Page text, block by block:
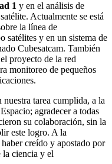
1 y en el análisis de
Actualmente se está
la línea de
satélites y en un sistema de
Cubesatcam. También
proyecto de la red
monitoreo de pequeños
tarea cumplida, a la
agradecer a todas
su colaboración, sin la
este logro. A la
creído y apostado por
la ciencia y el